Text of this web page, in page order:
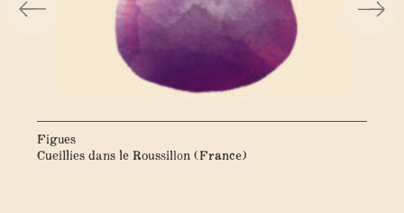
Figues
Cueillies dans le Roussillon (France)